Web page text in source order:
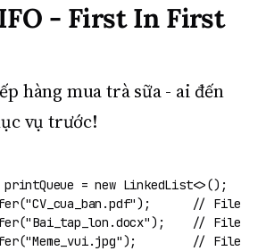
- First In First
hàng mua trà sữa - ai đến
vụ trước!
printQueue = new LinkedList<>();
"CV_cua_ban.pdf" ); // File 1
"Bai_tap_lon.docx" ); // File 2
"Meme_vui.jpg" ); // File 3